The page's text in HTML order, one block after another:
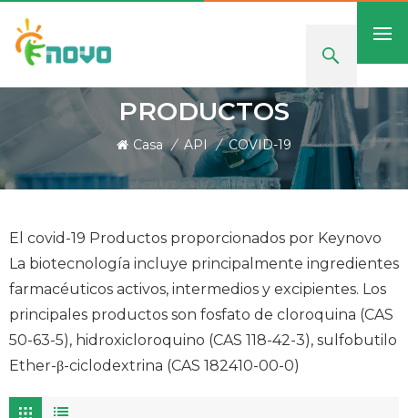
PRODUCTOS
Casa / API / COVID-19
El covid-19 Productos proporcionados por Keynovo
La biotecnología incluye principalmente ingredientes
farmacéuticos activos, intermedios y excipientes. Los
principales productos son fosfato de cloroquina (CAS
50-63-5), hidroxicloroquino (CAS 118-42-3), sulfobutilo
Ether-β-ciclodextrina (CAS 182410-00-0)